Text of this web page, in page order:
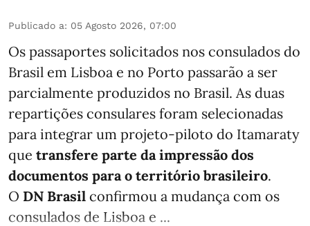
Publicado a: 05 Agosto 2026, 07:00
Os passaportes solicitados nos consulados do
Brasil em Lisboa e no Porto passarão a ser
parcialmente produzidos no Brasil. As duas
repartições consulares foram selecionadas
para integrar um projeto-piloto do Itamaraty
que transfere parte da impressão dos
documentos para o território brasileiro.
O DN Brasil confirmou a mudança com os
consulados de Lisboa e ...